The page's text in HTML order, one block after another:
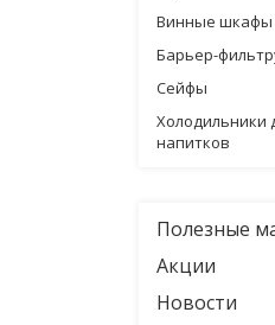
Винные шкафы
Барьер-
Сейфы
Холодильники
напитков
Полезные
Акции
Новости